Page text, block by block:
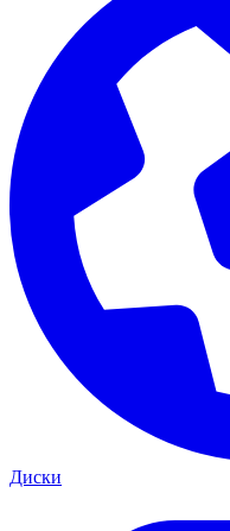
Диски